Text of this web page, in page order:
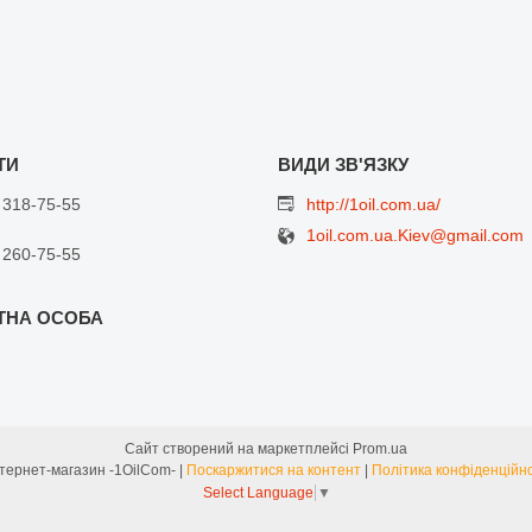
75-55
75-55
http://1oil.com.ua/
1oil.com.ua.Kiev@gmail.com
Сайт створений на маркетплейсі Prom.ua
Поскаржитися на контент
Політика
Select Language ▼